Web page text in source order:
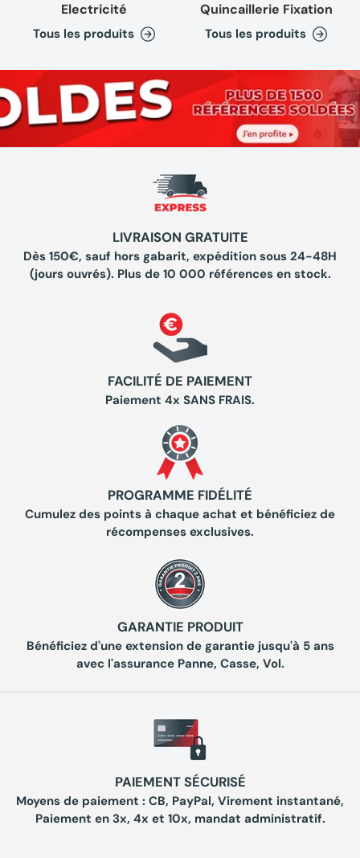
Electricité
Tous les produits
Quincaillerie Fixation
Tous les produits
LIVRAISON GRATUITE
Dès 150€, sauf hors gabarit, expédition sous 24-48H
(jours ouvrés). Plus de 10 000 références en stock.
FACILITÉ DE PAIEMENT
Paiement 4x SANS FRAIS.
PROGRAMME FIDÉLITÉ
Cumulez des points à chaque achat et bénéficiez de
récompenses exclusives.
GARANTIE PRODUIT
Bénéficiez d'une extension de garantie jusqu'à 5 ans
avec l'assurance Panne, Casse, Vol.
PAIEMENT SÉCURISÉ
Moyens de paiement : CB, PayPal, Virement instantané,
Paiement en 3x, 4x et 10x, mandat administratif.